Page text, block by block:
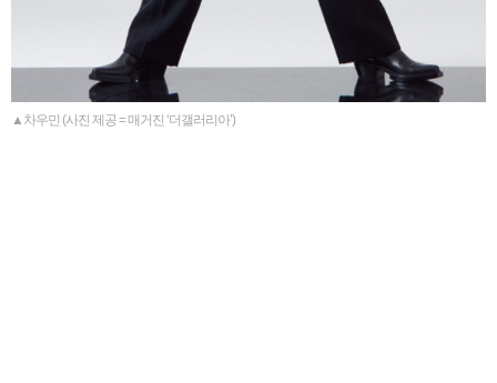
▲차우민 (사진 제공 = 매거진 ‘더갤러리아’)